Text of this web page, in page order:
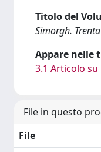
Titolo del
Simorgh.
Appare nelle
3.1 Articolo
File in questo
File